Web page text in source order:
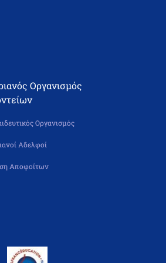
Οργανισμός
Οργανισμός
Αδελφοί
Αποφοίτων